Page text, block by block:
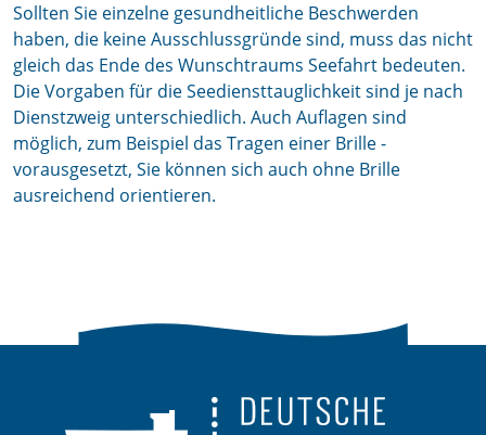
Sollten Sie einzelne gesundheitliche Beschwerden
haben, die keine Ausschlussgründe sind, muss das nicht
gleich das Ende des Wunschtraums Seefahrt bedeuten.
Die Vorgaben für die Seediensttauglichkeit sind je nach
Dienstzweig unterschiedlich. Auch Auflagen sind
möglich, zum Beispiel das Tragen einer Brille -
vorausgesetzt, Sie können sich auch ohne Brille
ausreichend orientieren.